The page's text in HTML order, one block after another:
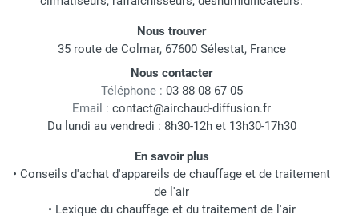
Nous trouver
35 route de Colmar, 67600 Sélestat, France
Nous contacter
Téléphone : 03 88 08 67 05
Email : contact@airchaud-diffusion.fr
Du lundi au vendredi : 8h30-12h et 13h30-17h30
En savoir plus
• Conseils d'achat d'appareils de chauffage et de traitement
de l'air
• Lexique du chauffage et du traitement de l'air